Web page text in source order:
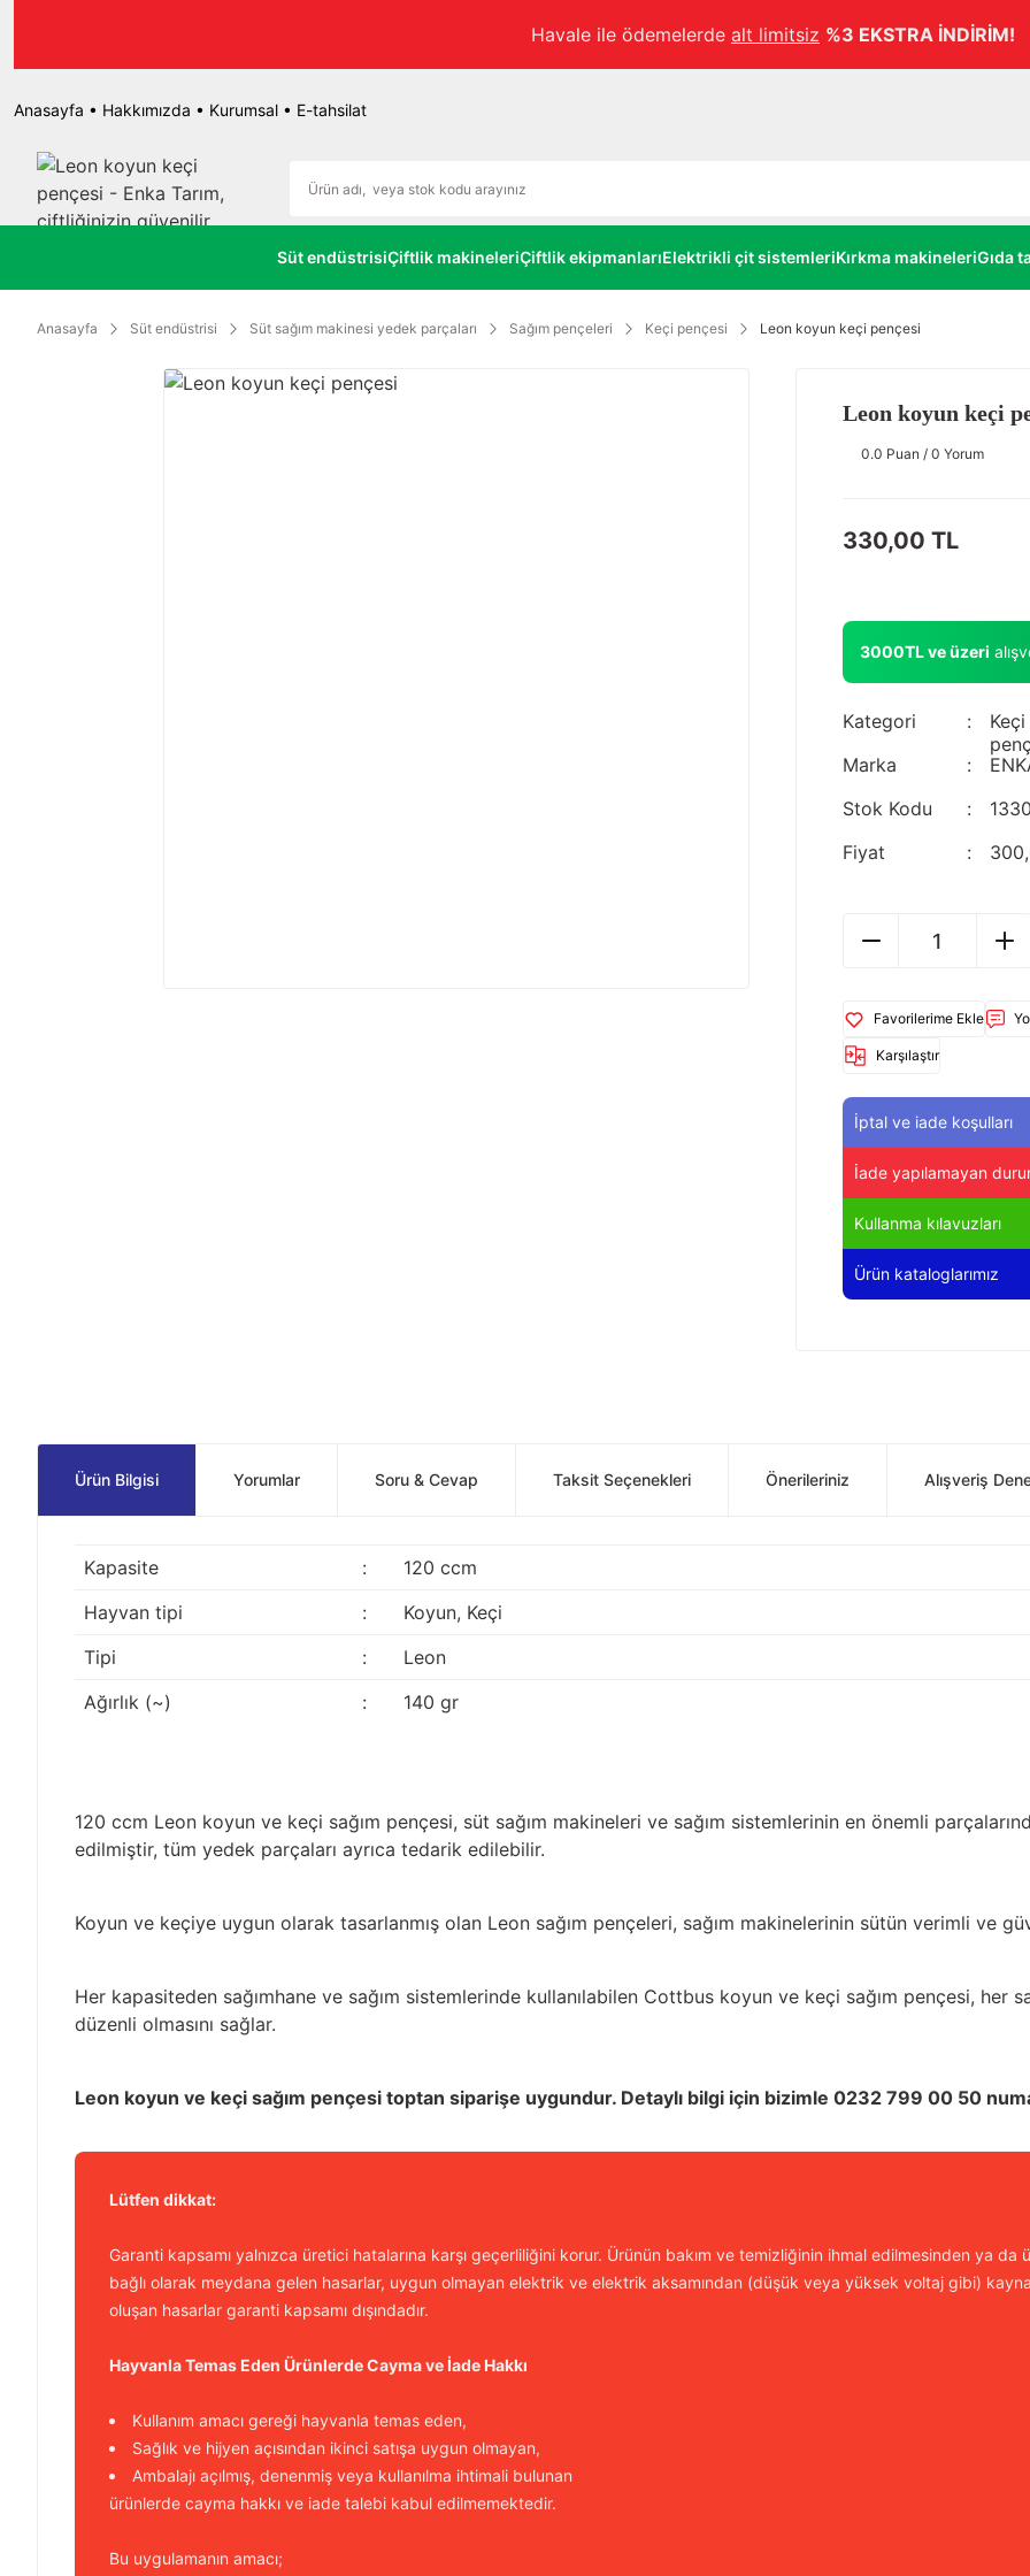
Havale ile ödemelerde alt limitsiz %3 EKSTRA İNDİRİM!
Anasayfa • Hakkımızda • Kurumsal • E-tahsilat
Süt endüstrisiÇiftlik makineleriÇiftlik ekipmanlarıElektrikli çit sistemleriKırkma makineleriGıda
Anasayfa Süt endüstrisi Süt sağım makinesi yedek parçaları Sağım pençeleri Keçi pençesi Leon koyun keçi pençesi
Leon koyun keçi
0.0 Puan / 0 Yorum
330,00 TL
3000TL ve üzeri
Kategori
Marka
Stok Kodu
Fiyat
Karşılaştır
İptal ve iade koşulları
İade yapılamayan
Kullanma kılavuzları
Ürün kataloglarımız
Ürün Bilgisi Yorumlar Soru & Cevap Taksit Seçenekleri Önerileriniz Alışveriş
Kapasite :
120 ccm
Hayvan tipi
:
Koyun, Keçi
Tipi
:
Leon
Ağırlık (~)
: 140 gr
120 ccm Leon koyun ve keçi sağım pençesi, süt sağım makineleri ve sağım sistemlerinin en önemli
edilmiştir, tüm yedek parçaları ayrıca tedarik edilebilir.
Koyun ve keçiye uygun olarak tasarlanmış olan Leon sağım pençeleri, sağım makinelerinin sütün verimli ve
Her kapasiteden sağımhane ve sağım sistemlerinde kullanılabilen Cottbus koyun ve keçi sağım pençesi, her
düzenli olmasını sağlar.
Leon koyun ve keçi sağım pençesi toptan siparişe uygundur. Detaylı bilgi için bizimle 0232 799 00 50
Lütfen dikkat:
Garanti kapsamı yalnızca üretici hatalarına karşı geçerliliğini korur. Ürünün bakım ve temizliğinin ihmal edilmesinden ya da
bağlı olarak meydana gelen hasarlar, uygun olmayan elektrik ve elektrik aksamından (düşük veya yüksek voltaj gibi)
oluşan hasarlar garanti kapsamı dışındadır.
Hayvanla Temas Eden Ürünlerde Cayma ve İade Hakkı
Kullanım amacı gereği hayvanla temas eden,
Sağlık ve hijyen açısından ikinci satışa uygun olmayan,
Ambalajı açılmış, denenmiş veya kullanılma ihtimali bulunan
ürünlerde cayma hakkı ve iade talebi kabul edilmemektedir.
Bu uygulamanın amacı;